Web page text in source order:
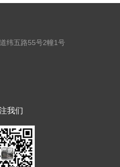
纬五路55号2幢1号
我们